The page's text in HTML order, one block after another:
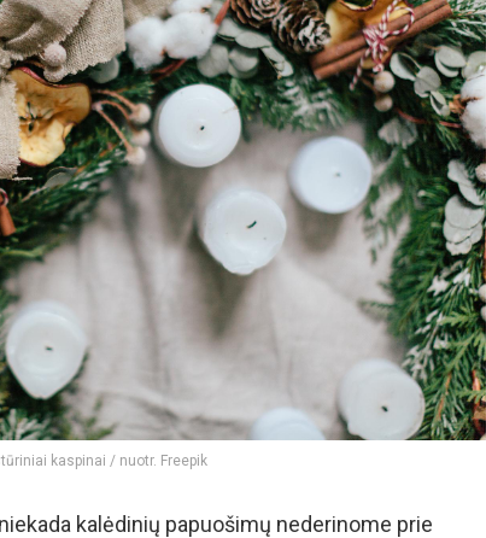
kaspinai / nuotr. Freepik
kalėdinių papuošimų nederinome prie